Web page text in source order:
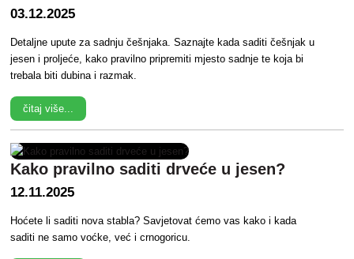
03.12.2025
Detaljne upute za sadnju češnjaka. Saznajte kada saditi češnjak u
jesen i proljeće, kako pravilno pripremiti mjesto sadnje te koja bi
trebala biti dubina i razmak.
čitaj više...
Kako pravilno saditi drveće u jesen?
12.11.2025
Hoćete li saditi nova stabla? Savjetovat ćemo vas kako i kada
saditi ne samo voćke, već i crnogoricu.